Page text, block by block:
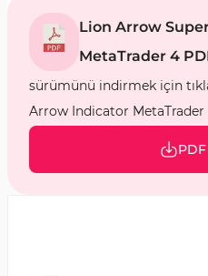
Lion Arrow
MetaTrader 4
sürümünü indirmek için
Arrow Indicator MetaTrader